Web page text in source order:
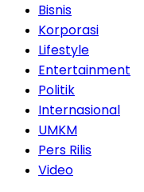
Bisnis
Korporasi
Lifestyle
Entertainment
Politik
Internasional
UMKM
Pers Rilis
Video